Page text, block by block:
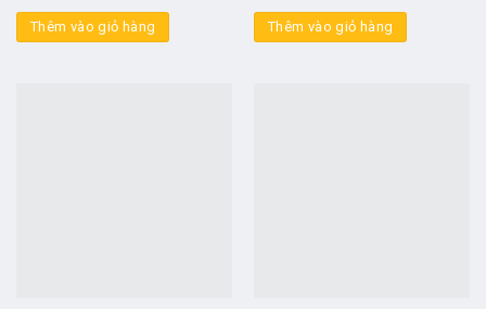
Thêm vào giỏ hàng Thêm vào giỏ hàng